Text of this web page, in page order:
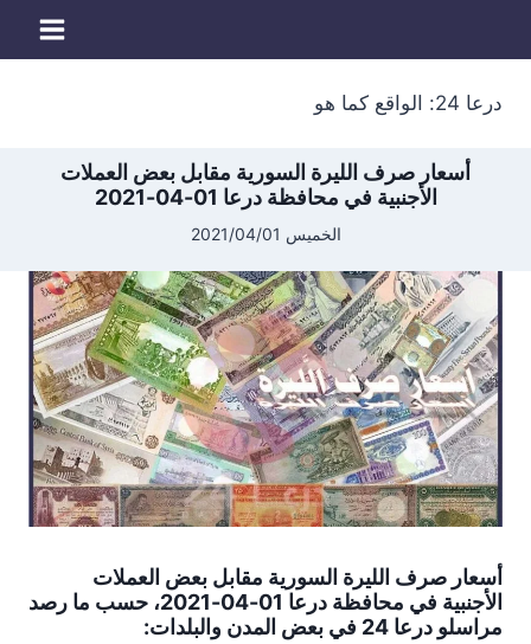
درعا 24: الواقع كما هو
أسعار صرف الليرة السورية مقابل بعض العملات
الأجنبية في محافظة درعا 01-04-2021
الخميس 2021/04/01
أسعار صرف الليرة السورية مقابل بعض العملات
الأجنبية في محافظة درعا 01-04-2021، حسب ما رصد
مراسلو درعا 24 في بعض المدن والبلدات: